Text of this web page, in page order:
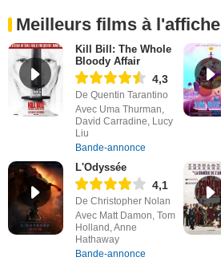
Meilleurs films à l'affiche
Kill Bill: The Whole
Bloody Affair
4,3
De Quentin Tarantino
Avec Uma Thurman,
David Carradine, Lucy
Liu
Bande-annonce
L'Odyssée
4,1
De Christopher Nolan
Avec Matt Damon, Tom
Holland, Anne
Hathaway
Bande-annonce